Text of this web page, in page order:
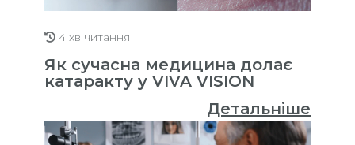
4 хв читання
Як сучасна медицина долає
катаракту у VIVA VISION
Детальніше